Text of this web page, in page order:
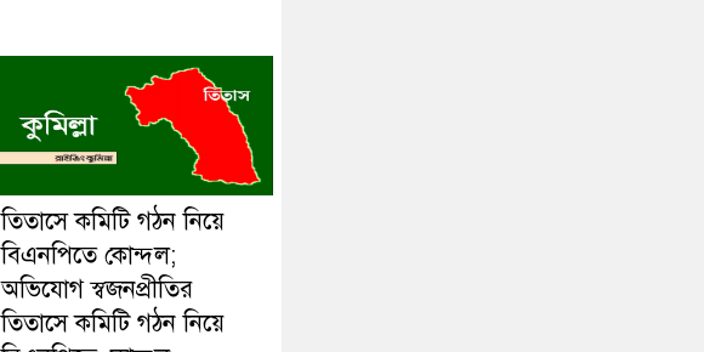
তিতাসে কমিটি গঠন নিয়ে
বিএনপিতে কোন্দল;
অভিযোগ স্বজনপ্রীতির
তিতাসে কমিটি গঠন নিয়ে